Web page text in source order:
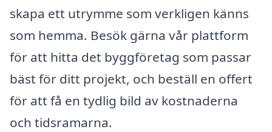
skapa ett utrymme som verkligen känns
som hemma. Besök gärna vår plattform
för att hitta det byggföretag som passar
bäst för ditt projekt, och beställ en offert
för att få en tydlig bild av kostnaderna
och tidsramarna.